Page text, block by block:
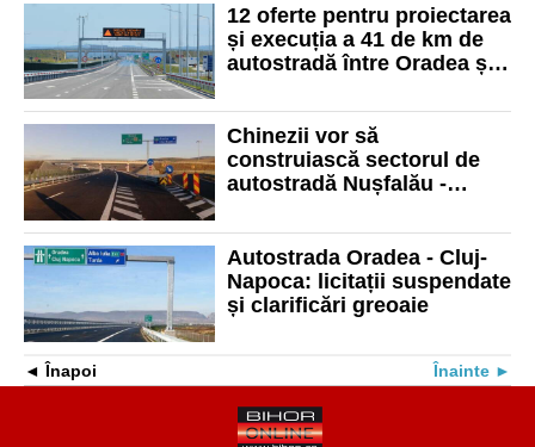
12 oferte pentru proiectarea
și execuția a 41 de km de
autostradă între Oradea și
Chinezii vor să
construiască sectorul de
autostradă Nușfalău -
depuse 5 oferte
Autostrada Oradea - Cluj-
Napoca: licitații suspendate
și clarificări greoaie
Înapoi Înainte